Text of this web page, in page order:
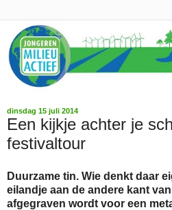
dinsdag 15 juli 2014
Een kijkje achter je
festivaltour
Duurzame tin. Wie denkt daar
eilandje aan de andere kant
afgegraven wordt voor een